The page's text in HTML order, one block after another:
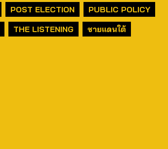
POST ELECTION
PUBLIC POLICY
THE LISTENING
ชายแดนใต้